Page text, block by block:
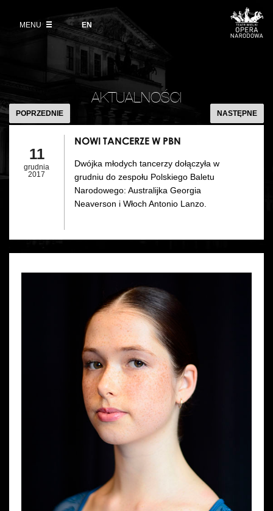
angielski
EN
MENUWystawy 2026/27
Informacje dla widzów
Zwroty biletów
Aktualności
Polski Balet Narodowy
Miejsce
Kulisy
Historia
DZIAŁALNOŚĆ
Galeria Opera
Muzeum Teatralne
Akademia Operowa
Konkurs Moniuszkowski
Wynajem rekwizytów
Fundusze unijne
Dotacje celowe
AKTUALNOŚCI
PBN
POPRZEDNIE NASTĘPNE
11
grudnia
2017
NOWI TANCERZE W PBN
Dwójka młodych tancerzy dołączyła w
grudniu do zespołu Polskiego Baletu
Narodowego: Australijka Georgia
Neaverson i Włoch Antonio Lanzo.